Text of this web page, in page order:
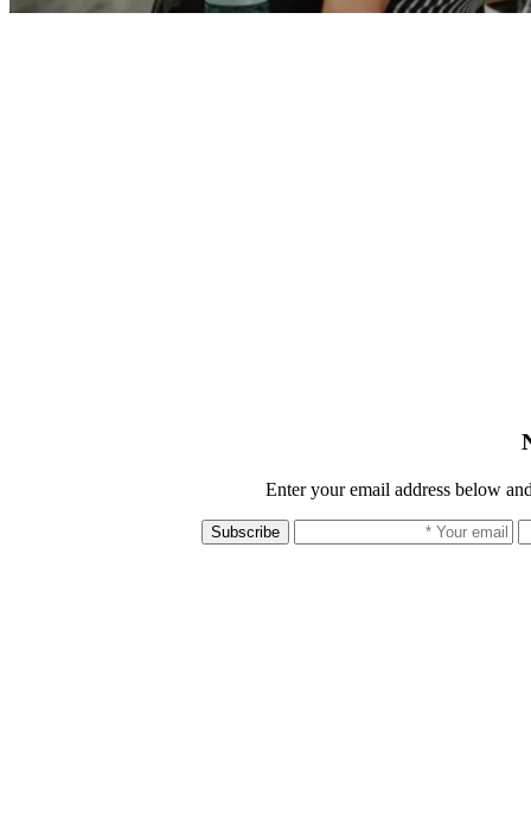
Enter your email address below
Subscribe